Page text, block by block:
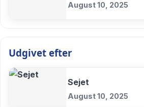
August 10, 2025
Udgivet efter
Sejet
August 10, 2025